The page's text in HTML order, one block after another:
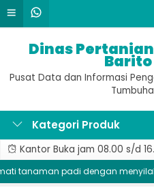
Dinas
Pusat Data dan Informasi
Kategori Produk
Kantor Buka jam 08.00 s/d
padi dengan menyilak /